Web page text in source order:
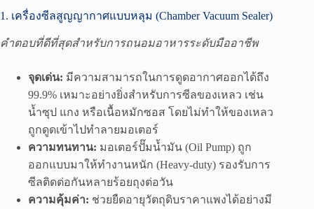
1. เครื่องซีลสูญญากาศแบบหลุม (Chamber Vacuum Sealer)
คำตอบที่ดีที่สุดสำหรับการถนอมอาหารระดับมืออาชีพ
จุดเด่น: มีความสามารถในการดูดอากาศออกได้ถึง
99.9% เหมาะอย่างยิ่งสำหรับการซีลของเหลว เช่น
น้ำซุป แกง หรือเนื้อหมักซอส โดยไม่ทำให้ของเหลว
ถูกดูดเข้าไปทำลายมอเตอร์
ความทนทาน: มอเตอร์ปั๊มน้ำมัน (Oil Pump) ถูก
ออกแบบมาให้ทำงานหนัก (Heavy-duty) รองรับการ
ซีลติดต่อกันหลายร้อยถุงต่อวัน
ความคุ้มค่า: ช่วยยืดอายุวัตถุดิบราคาแพงได้อย่างมี